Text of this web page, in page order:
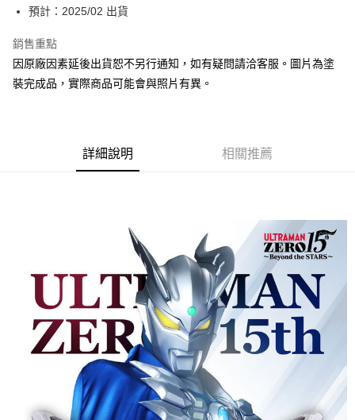
【大哥付你分期使用說明】
流程，驗證手機門號後，選擇欲分期的期數、繳款截止日，確認付款後即完
成交易。
3.實際核准額度、可分期數及費用金額請依後續交易確認頁面所載為準。
4.訂單成立30分鐘內，如未前往確認交易或遇審核未通過，訂單將自動取
1.分期款項不併入電信帳單，「大哥付你分期」於每月結算日後寄送繳費提
1.本服務係由「台灣大哥大股份有限公司」（以下簡稱本公司）所提供，讓
用戶於交易時，得透過本服務購買商品或服務，並由商店將買賣／分期付款
買賣價金債權讓與本公司後，依約使用本公司帳單繳交帳款。
2.基於同意付款使用「大哥付你分期」之契約關係目的，商店將以您的個人
資料（包含姓名、電話或地址）提供予台灣大哥大進項蒐集、處理及利用，
由本公司與您本人進行分期帳單所需資料之確認、核對及更正。
3.完整用戶服務條款，請詳閱以下連結：https://oppay.tw/userRule
ATM付款
運送方式
預購-宅配(舊)
每筆NT$160，滿NT$3,000(含以上)免運費
預計：2025/02 出貨
銷售重點
因原廠因素延後出貨恕不另行通知，如有疑問請洽客服。圖片為塗
裝完成品，實際商品可能會與照片有異。
詳細說明 相關推薦